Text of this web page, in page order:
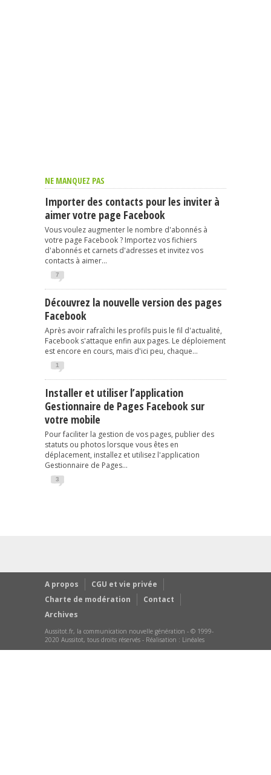
NE MANQUEZ PAS
Importer des contacts pour les inviter à
aimer votre page Facebook
Vous voulez augmenter le nombre d'abonnés à
votre page Facebook ? Importez vos fichiers
d'abonnés et carnets d'adresses et invitez vos
contacts à aimer...
7
Découvrez la nouvelle version des pages
Facebook
Après avoir rafraîchi les profils puis le fil d'actualité,
Facebook s'attaque enfin aux pages. Le déploiement
est encore en cours, mais d'ici peu, chaque...
1
Installer et utiliser l’application
Gestionnaire de Pages Facebook sur
votre mobile
Pour faciliter la gestion de vos pages, publier des
statuts ou photos lorsque vous êtes en
déplacement, installez et utilisez l'application
Gestionnaire de Pages...
3
A propos
CGU et vie privée
Charte de modération
Contact
Archives
Aussitot.fr, la communication nouvelle génération - © 1999-
2020 Aussitot, tous droits réservés - Réalisation : Linéales